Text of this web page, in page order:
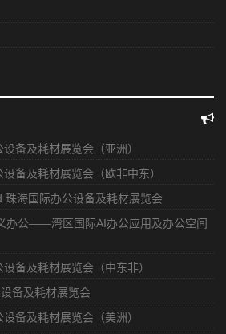
备及耗材展览会（亚洲）
备及耗材展览会（欧非中东）
珠海国际办公设备及耗材展览会
办公——湾区国际AI办公应用及办公空间
备及耗材展览会（中东非）
备及耗材展览会
备及耗材展览会（美洲）